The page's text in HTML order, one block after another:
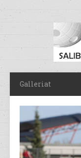
Galleriat